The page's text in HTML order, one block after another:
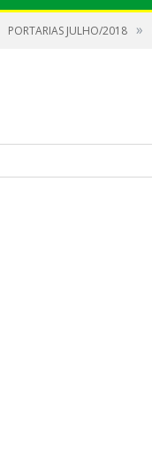
PORTARIAS JULHO/2018 »